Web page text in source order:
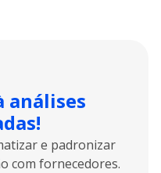
análises
e padronizar
com fornecedores.